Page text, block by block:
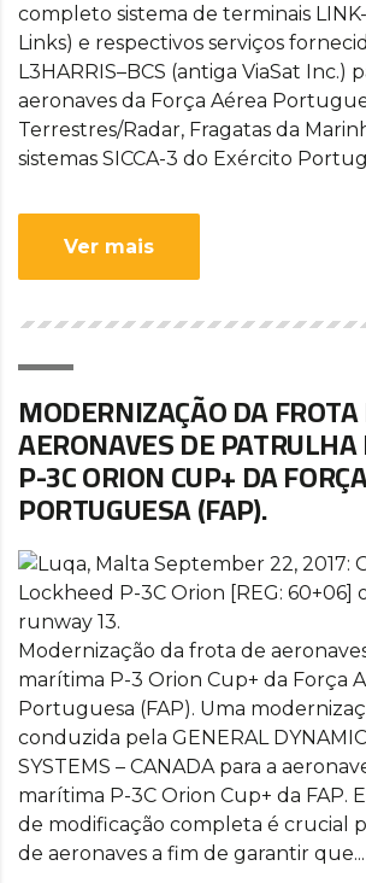
completo sistema de terminais
Links) e respectivos serviços
L3HARRIS–BCS (antiga ViaSat Inc.)
aeronaves da Força Aérea
Terrestres/Radar, Fragatas da
sistemas SICCA-3 do Exército
Ver mais
MODERNIZAÇÃO DA
AERONAVES DE
P-3C ORION CUP+ DA
PORTUGUESA (FAP).
Modernização da frota de
marítima P-3 Orion Cup+ da Força
Portuguesa (FAP). Uma
conduzida pela GENERAL
SYSTEMS – CANADA para a
marítima P-3C Orion Cup+ da FAP.
de modificação completa é crucial
de aeronaves a fim de garantir que...